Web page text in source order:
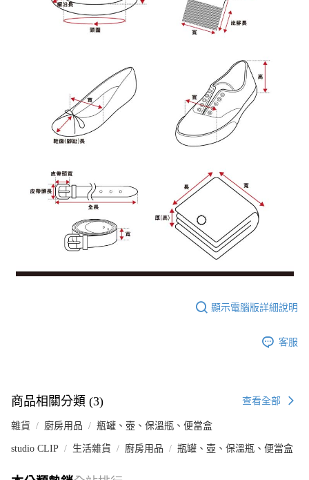
顯示電腦版詳細說明
客服
商品相關分類 (3) 查看全部
雜貨 廚房用品 瓶罐、壺、保溫瓶、便當盒
studio CLIP 生活雜貨 廚房用品 瓶罐、壺、保溫瓶、便當盒